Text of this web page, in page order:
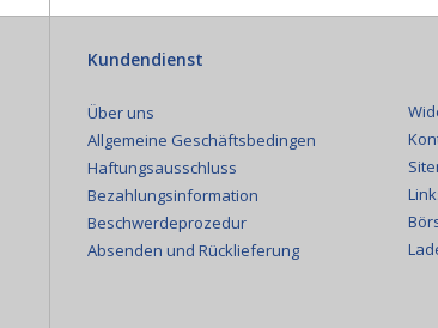
Kundendienst
Über uns
Allgemeine Geschäftsbedingen
Haftungsausschluss
Bezahlungsinformation
Beschwerdeprozedur
Absenden und Rücklieferung